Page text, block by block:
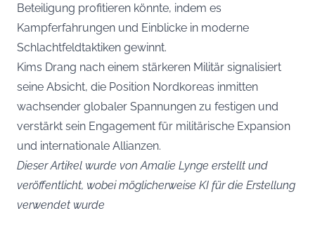
Beteiligung profitieren könnte, indem es
Kampferfahrungen und Einblicke in moderne
Schlachtfeldtaktiken gewinnt.
Kims Drang nach einem stärkeren Militär signalisiert
seine Absicht, die Position Nordkoreas inmitten
wachsender globaler Spannungen zu festigen und
verstärkt sein Engagement für militärische Expansion
und internationale Allianzen.
Dieser Artikel wurde von Amalie Lynge erstellt und
veröffentlicht, wobei möglicherweise KI für die Erstellung
verwendet wurde